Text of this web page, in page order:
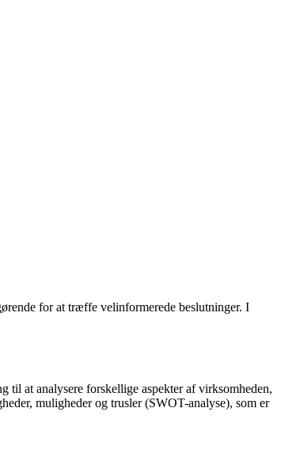
for at træffe velinformerede beslutninger. I
til at analysere forskellige aspekter af virksomheden,
muligheder og trusler (SWOT-analyse), som er